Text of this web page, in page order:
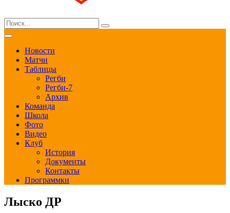
Новости
Матчи
Таблицы
Регби
Регби-7
Архив
Команда
Школа
Фото
Видео
Клуб
История
Документы
Контакты
Программки
Лыско ДР